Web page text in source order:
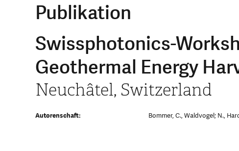
Publikation
Swissphotonics-
Geothermal Energy
Neuchâtel, Switzerland
Autorenschaft: Bommer, C., Waldvogel; N.,